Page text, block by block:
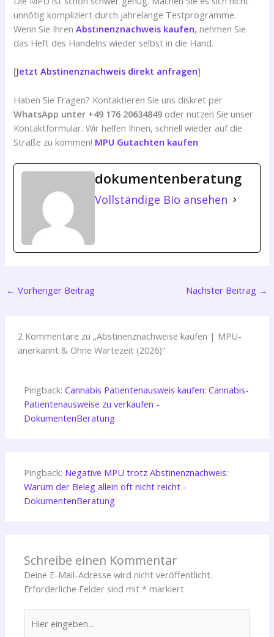
unnötig kompliziert durch jahrelange Testprogramme.
Wenn Sie IhrenAbstinenznachweis kaufen, nehmen Sie
das Heft des Handelns wieder selbst in die Hand.
[Jetzt Abstinenznachweis direkt anfragen]
Haben Sie Fragen? Kontaktieren Sie uns diskret per
WhatsApp unter +49 176 20634849 oder nutzen Sie unser
Kontaktformular. Wir helfen Ihnen, schnell wieder auf die
Straße zu kommen! MPU Gutachten kaufen
dokumentenberatung
Vollständige Bio ansehen
← Vorheriger Beitrag Nächster Beitrag →
2 Kommentare zu „Abstinenznachweise kaufen | MPU-
anerkannt & Ohne Wartezeit (2026)“
Pingback:Cannabis Patientenausweis kaufen: Cannabis-
Patientenausweise zu verkaufen -
DokumentenBeratung
Pingback: Negative MPU trotz Abstinenznachweis:
Warum der Beleg allein oft nicht reicht -
DokumentenBeratung
Schreibe einen Kommentar
Deine E-Mail-Adresse wird nicht veröffentlicht.
Erforderliche Felder sind mit* markiert
eingeben…